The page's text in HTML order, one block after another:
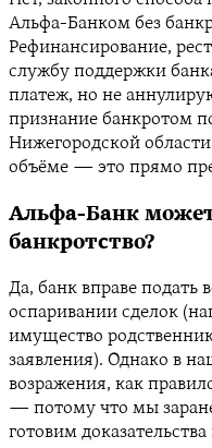
Альфа-Банком без
Рефинансирование,
службу поддержки
платеж, но не
признание банкротом
Нижегородской
объёме — это прямо
Альфа-Банк
банкротство?
Да, банк вправе подать
оспаривании сделок
имущество
заявления). Однако в
возражения, как
— потому что мы
готовим